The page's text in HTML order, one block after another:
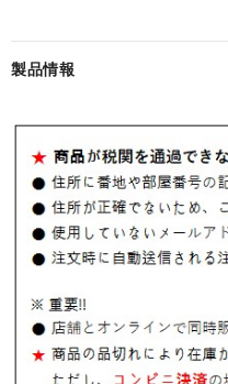
製品情報